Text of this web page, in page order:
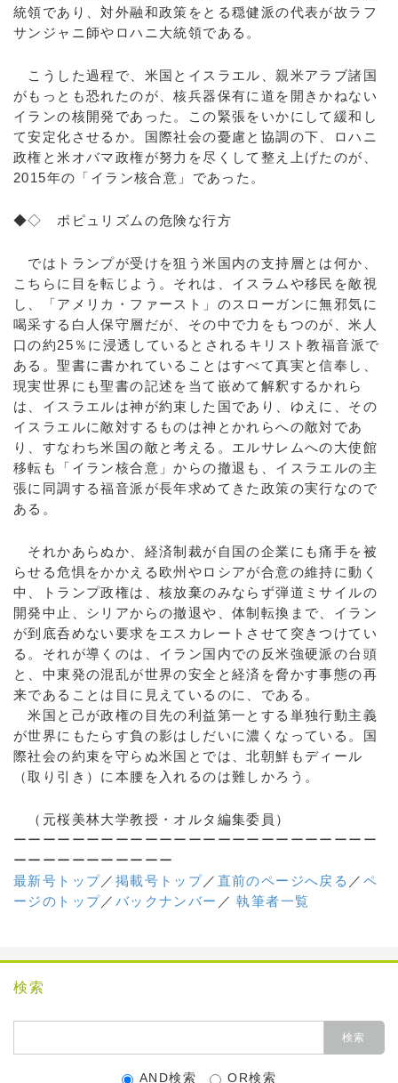
統領であり、対外融和政策をとる穏健派の代表が故ラフ
サンジャニ師やロハニ大統領である。
こうした過程で、米国とイスラエル、親米アラブ諸国
がもっとも恐れたのが、核兵器保有に道を開きかねない
イランの核開発であった。この緊張をいかにして緩和し
て安定化させるか。国際社会の憂慮と協調の下、ロハニ
政権と米オバマ政権が努力を尽くして整え上げたのが、
2015年の「イラン核合意」であった。
◆◇ ポピュリズムの危険な行方
ではトランプが受けを狙う米国内の支持層とは何か、
こちらに目を転じよう。それは、イスラムや移民を敵視
し、「アメリカ・ファースト」のスローガンに無邪気に
喝采する白人保守層だが、その中で力をもつのが、米人
口の約25％に浸透しているとされるキリスト教福音派で
ある。聖書に書かれていることはすべて真実と信奉し、
現実世界にも聖書の記述を当て嵌めて解釈するかれら
は、イスラエルは神が約束した国であり、ゆえに、その
イスラエルに敵対するものは神とかれらへの敵対であ
り、すなわち米国の敵と考える。エルサレムへの大使館
移転も「イラン核合意」からの撤退も、イスラエルの主
張に同調する福音派が長年求めてきた政策の実行なので
ある。
それかあらぬか、経済制裁が自国の企業にも痛手を被
らせる危惧をかかえる欧州やロシアが合意の維持に動く
中、トランプ政権は、核放棄のみならず弾道ミサイルの
開発中止、シリアからの撤退や、体制転換まで、イラン
が到底呑めない要求をエスカレートさせて突きつけてい
る。それが導くのは、イラン国内での反米強硬派の台頭
と、中東発の混乱が世界の安全と経済を脅かす事態の再
来であることは目に見えているのに、である。
米国と己が政権の目先の利益第一とする単独行動主義
が世界にもたらす負の影はしだいに濃くなっている。国
際社会の約束を守らぬ米国とでは、北朝鮮もディール
（取り引き）に本腰を入れるのは難しかろう。
（元桜美林大学教授・オルタ編集委員）
ーーーーーーーーーーーーーーーーーーーーーーーーー
ーーーーーーーーーーー
最新号トップ／ 掲載号トップ／ 直前のページへ戻る ／ ペ
ージのトップ／ バックナンバー ／執筆者一覧
検索
AND検索 OR検索